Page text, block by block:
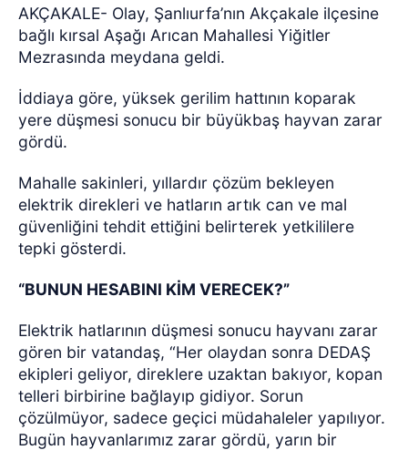
AKÇAKALE- Olay, Şanlıurfa’nın Akçakale ilçesine
bağlı kırsal Aşağı Arıcan Mahallesi Yiğitler
Mezrasında meydana geldi.
İddiaya göre, yüksek gerilim hattının koparak
yere düşmesi sonucu bir büyükbaş hayvan zarar
gördü.
Mahalle sakinleri, yıllardır çözüm bekleyen
elektrik direkleri ve hatların artık can ve mal
güvenliğini tehdit ettiğini belirterek yetkililere
tepki gösterdi.
“BUNUN HESABINI KİM VERECEK?”
Elektrik hatlarının düşmesi sonucu hayvanı zarar
gören bir vatandaş, “Her olaydan sonra DEDAŞ
ekipleri geliyor, direklere uzaktan bakıyor, kopan
telleri birbirine bağlayıp gidiyor. Sorun
çözülmüyor, sadece geçici müdahaleler yapılıyor.
Bugün hayvanlarımız zarar gördü, yarın bir